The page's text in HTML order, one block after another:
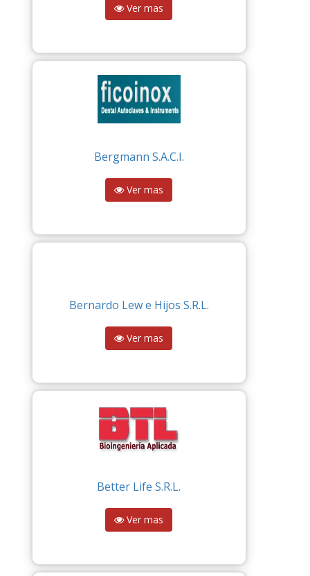
Ver mas
Bergmann S.A.C.I.
Ver mas
Bernardo Lew e Hijos S.R.L.
Ver mas
Better Life S.R.L.
Ver mas